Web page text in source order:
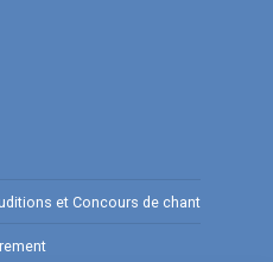
et Concours de chant